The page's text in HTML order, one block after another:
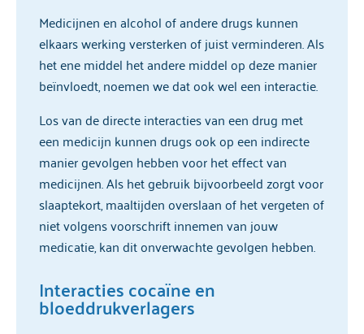
Medicijnen en alcohol of andere drugs kunnen
elkaars werking versterken of juist verminderen. Als
het ene middel het andere middel op deze manier
beïnvloedt, noemen we dat ook wel een interactie.
Los van de directe interacties van een drug met
een medicijn kunnen drugs ook op een indirecte
manier gevolgen hebben voor het effect van
medicijnen. Als het gebruik bijvoorbeeld zorgt voor
slaaptekort, maaltijden overslaan of het vergeten of
niet volgens voorschrift innemen van jouw
medicatie, kan dit onverwachte gevolgen hebben.
Interacties cocaïne en
bloeddrukverlagers